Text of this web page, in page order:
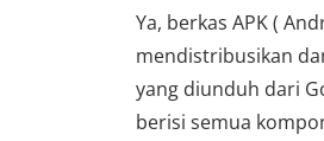
Ya, berkas APK (
mendistribusikan
yang diunduh dari
berisi semua